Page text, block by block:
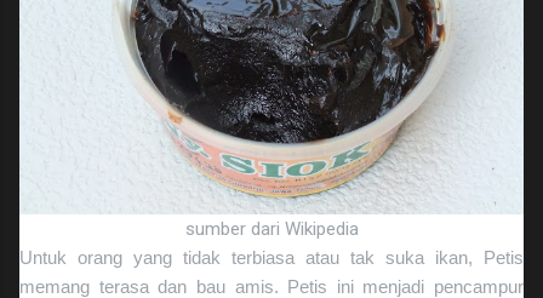
sumber dari Wikipedia
Untuk orang yang tidak terbiasa atau tak suka ikan, Petis
memang terasa dan bau amis. Petis ini menjadi pencampur